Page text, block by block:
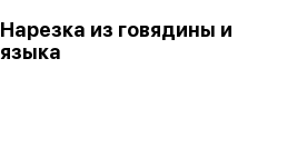
Нарезка из говядины и
языка